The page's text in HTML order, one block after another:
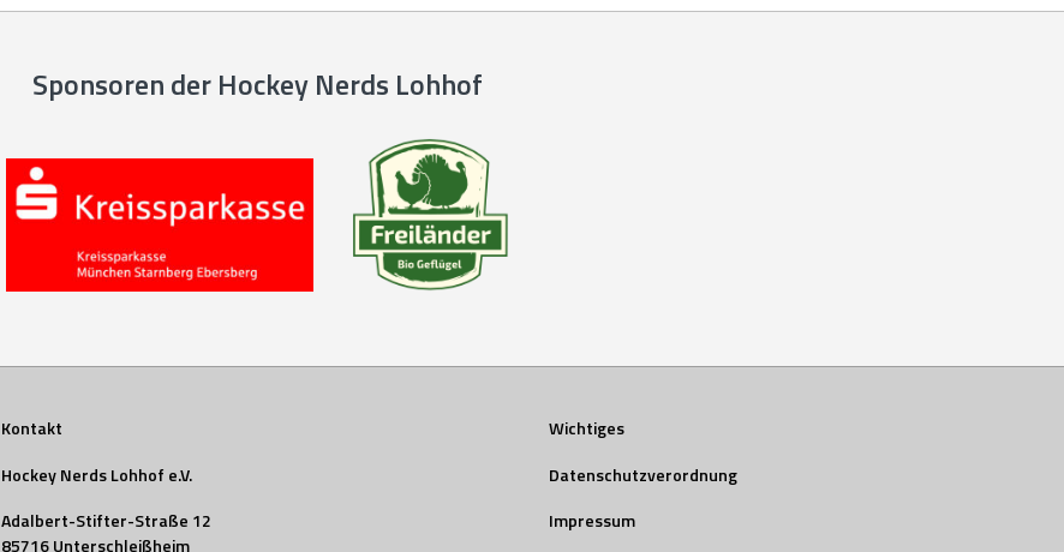
Sponsoren der Hockey Nerds Lohhof
Kontakt
Hockey Nerds Lohhof e.V.
Adalbert-Stifter-Straße 12
85716 Unterschleißheim
Wichtiges
Datenschutzverordnung
Impressum